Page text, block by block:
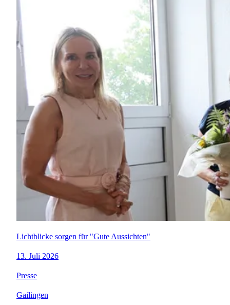
Lichtblicke sorgen für "Gute Aussichten"
13. Juli 2026
Presse
Gailingen